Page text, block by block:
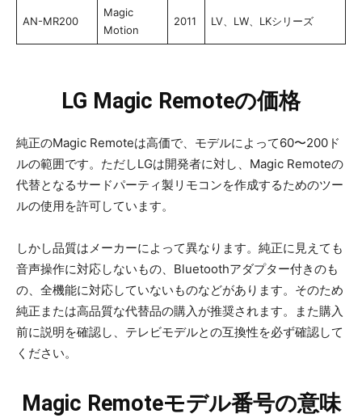
AN-MR200
Magic
Motion
2011 LV、LW、LKシリーズ
LG Magic Remoteの価格
純正のMagic Remoteは高価で、モデルによって60〜200ド
ルの範囲です。ただしLGは開発者に対し、Magic Remoteの
代替となるサードパーティ製リモコンを作成するためのツー
ルの使用を許可しています。
しかし品質はメーカーによって異なります。純正に見えても
音声操作に対応しないもの、Bluetoothアダプター付きのも
の、全機能に対応していないものなどがあります。そのため
純正または高品質な代替品の購入が推奨されます。また購入
前に説明を確認し、テレビモデルとの互換性を必ず確認して
ください。
Magic Remoteモデル番号の意味